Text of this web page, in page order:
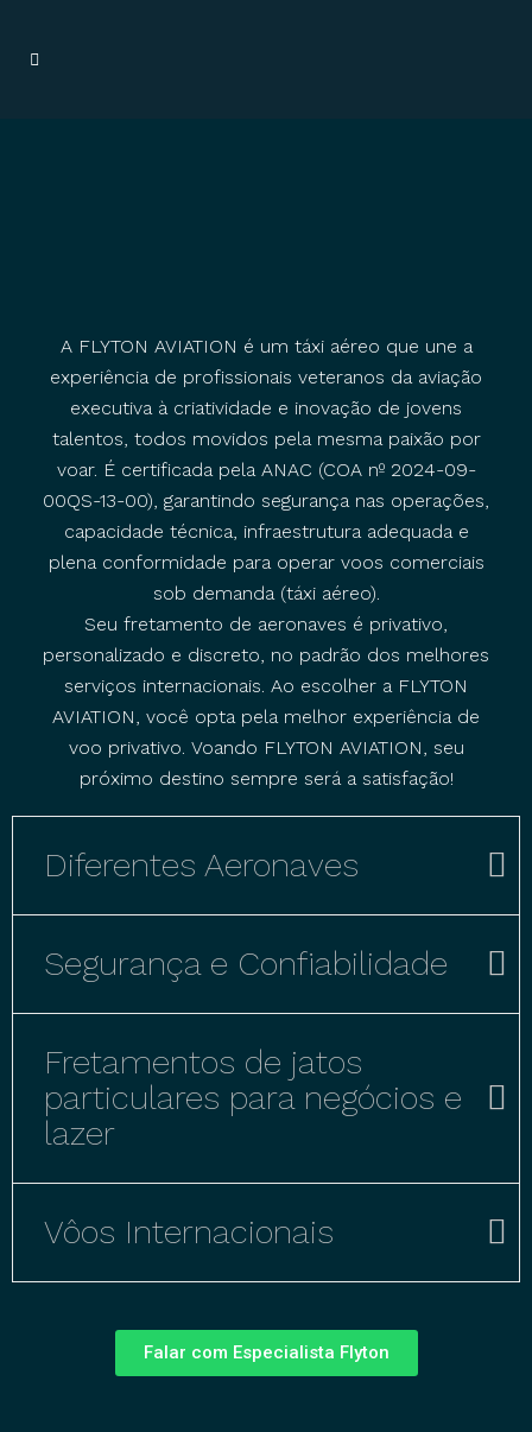
A FLYTON AVIATION é um táxi aéreo que une a
experiência de profissionais veteranos da aviação
executiva à criatividade e inovação de jovens
talentos, todos movidos pela mesma paixão por
voar. É certificada pela ANAC (COA nº 2024-09-
00QS-13-00), garantindo segurança nas operações,
capacidade técnica, infraestrutura adequada e
plena conformidade para operar voos comerciais
sob demanda (táxi aéreo).
Seu fretamento de aeronaves é privativo,
personalizado e discreto, no padrão dos melhores
serviços internacionais. Ao escolher a FLYTON
AVIATION, você opta pela melhor experiência de
voo privativo. Voando FLYTON AVIATION, seu
próximo destino sempre será a satisfação!
Diferentes Aeronaves
Segurança e Confiabilidade
Fretamentos de jatos
particulares para negócios e
lazer
Vôos Internacionais
Falar com Especialista Flyton